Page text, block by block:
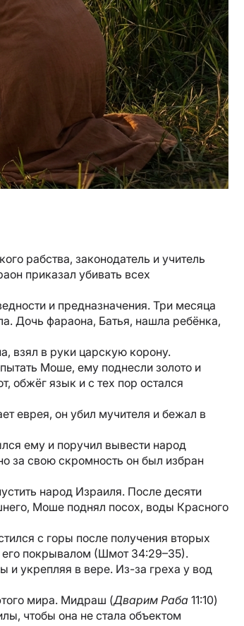
рабства, законодатель и учитель
приказал убивать всех
и предназначения. Три месяца
Дочь фараона, Батья, нашла ребёнка,
взял в руки царскую корону.
Моше, ему поднесли золото и
обжёг язык и с тех пор остался
еврея, он убил мучителя и бежал в
ему и поручил вывести народ
за свою скромность он был избран
народ Израиля. После десяти
Моше поднял посох, воды Красного
с горы после получения вторых
его покрывалом (Шмот 34:29–35).
и укрепляя в вере. Из-за греха у вод
мира. Мидраш (Дварим Раба 11:10)
чтобы она не стала объектом